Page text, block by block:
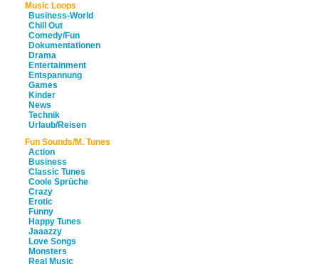
Music Loops
Business-World
Chill Out
Comedy/Fun
Dokumentationen
Drama
Entertainment
Entspannung
Games
Kinder
News
Technik
Urlaub/Reisen
Fun Sounds/M. Tunes
Action
Business
Classic Tunes
Coole Sprüche
Crazy
Erotic
Funny
Happy Tunes
Jaaazzy
Love Songs
Monsters
Real Music